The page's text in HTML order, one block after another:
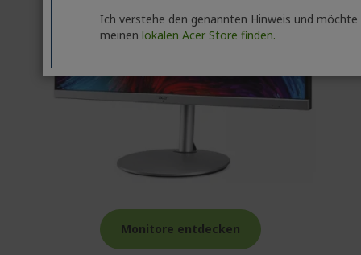
Monitore entdecken
Ich verstehe den genannten Hinweis und möchte
meinenlokalen Acer Store finden.